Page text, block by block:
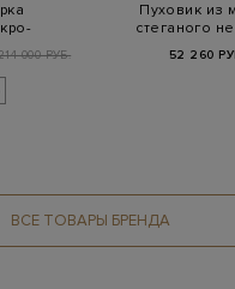
и 000 РУБ.
Пуховик из
стеганого
съемным
52 260
ВСЕ ТОВАРЫ БРЕНДА